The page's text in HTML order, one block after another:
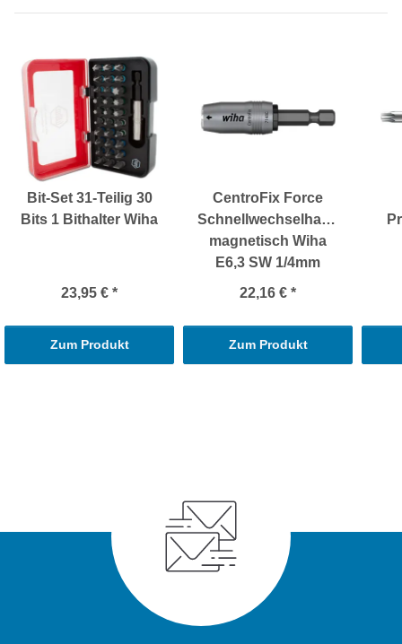
Bit-Set 31-Teilig 30
Bits 1 Bithalter Wiha
23,95 € *
Zum Produkt
CentroFix Force
Schnellwechselhalter
magnetisch Wiha
E6,3 SW 1/4mm
22,16 € *
Zum Produkt